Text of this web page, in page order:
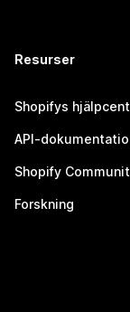
Resurser
Shopifys
API-
Shopify
Forskning